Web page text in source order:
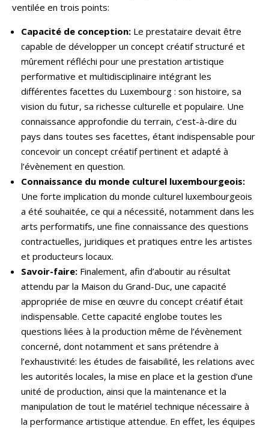
ventilée en trois points:
Capacité de conception: Le prestataire devait être
capable de développer un concept créatif structuré et
mûrement réfléchi pour une prestation artistique
performative et multidisciplinaire intégrant les
différentes facettes du Luxembourg : son histoire, sa
vision du futur, sa richesse culturelle et populaire. Une
connaissance approfondie du terrain, c’est-à-dire du
pays dans toutes ses facettes, étant indispensable pour
concevoir un concept créatif pertinent et adapté à
l’évènement en question.
Connaissance du monde culturel luxembourgeois:
Une forte implication du monde culturel luxembourgeois
a été souhaitée, ce qui a nécessité, notamment dans les
arts performatifs, une fine connaissance des questions
contractuelles, juridiques et pratiques entre les artistes
et producteurs locaux.
Savoir-faire: Finalement, afin d’aboutir au résultat
attendu par la Maison du Grand-Duc, une capacité
appropriée de mise en œuvre du concept créatif était
indispensable. Cette capacité englobe toutes les
questions liées à la production même de l’évènement
concerné, dont notamment et sans prétendre à
l’exhaustivité: les études de faisabilité, les relations avec
les autorités locales, la mise en place et la gestion d’une
unité de production, ainsi que la maintenance et la
manipulation de tout le matériel technique nécessaire à
la performance artistique attendue. En effet, les équipes